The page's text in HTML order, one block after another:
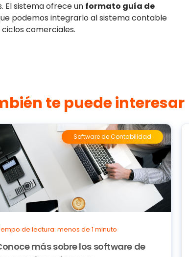
El sistema ofrece un formato guía de
podemos integrarlo al sistema contable
comerciales.
te puede interesar
Software de Contabilidad
de lectura: menos de 1 minuto
más sobre los software de